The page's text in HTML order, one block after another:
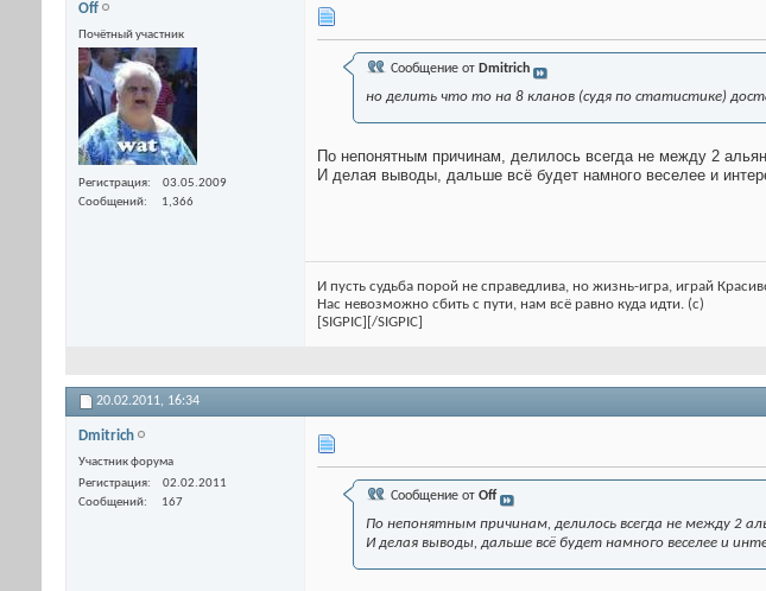
Off
Почётный участник
Регистрация
03.05.2009
Сообщений
1,366
Сообщение от Dmitrich
но делить что то на 8 кланов (судя по статистике)
По непонятным причинам, делилось всегда не между 2
И делая выводы, дальше всё будет намного веселее и
И пусть судьба порой не справедлива, но жизнь-игра, играй
Нас невозможно сбить с пути, нам всё равно куда идти. (с)
[SIGPIC][/SIGPIC]
20.02.2011, 16:34
Dmitrich
Участник форума
Регистрация
02.02.2011
Сообщений
167 Сообщение от Off
По непонятным причинам, делилось всегда не между 2
И делая выводы, дальше всё будет намного веселее и